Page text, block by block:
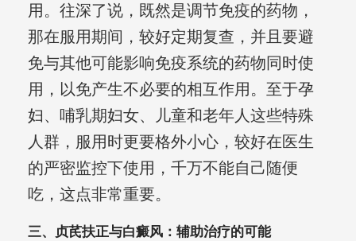
用。往深了说，既然是调节免疫的药物，
那在服用期间，较好定期复查，并且要避
免与其他可能影响免疫系统的药物同时使
用，以免产生不必要的相互作用。至于孕
妇、哺乳期妇女、儿童和老年人这些特殊
人群，服用时更要格外小心，较好在医生
的严密监控下使用，千万不能自己随便
吃，这点非常重要。
三、贞芪扶正与白癜风：辅助治疗的可能